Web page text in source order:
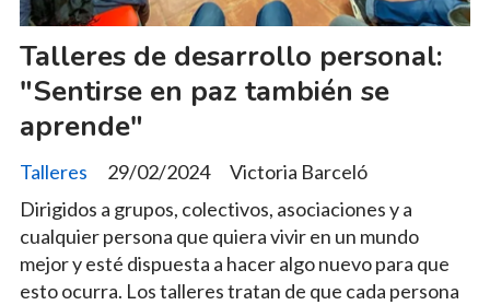
Talleres de desarrollo personal:
"Sentirse en paz también se
aprende"
Victoria Barceló
Talleres
29/02/2024
Dirigidos a grupos, colectivos, asociaciones y a
cualquier persona que quiera vivir en un mundo
mejor y esté dispuesta a hacer algo nuevo para que
esto ocurra. Los talleres tratan de que cada persona